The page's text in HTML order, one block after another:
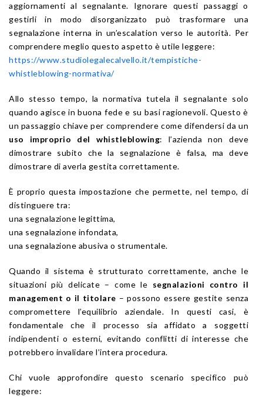
aggiornamenti al segnalante. Ignorare questi passaggi o
gestirli in modo disorganizzato può trasformare una
segnalazione interna in un’escalation verso le autorità. Per
comprendere meglio questo aspetto è utile leggere:
https://www.studiolegalecalvello.it/tempistiche-
whistleblowing-normativa/
Allo stesso tempo, la normativa tutela il segnalante solo
quando agisce in buona fede e su basi ragionevoli. Questo è
un passaggio chiave per comprendere come difendersi da un
uso improprio del whistleblowing: l’azienda non deve
dimostrare subito che la segnalazione è falsa, ma deve
dimostrare di averla gestita correttamente.
È proprio questa impostazione che permette, nel tempo, di
distinguere tra:
una segnalazione legittima,
una segnalazione infondata,
una segnalazione abusiva o strumentale.
Quando il sistema è strutturato correttamente, anche le
situazioni più delicate – come le segnalazioni contro il
management o il titolare – possono essere gestite senza
compromettere l’equilibrio aziendale. In questi casi, è
fondamentale che il processo sia affidato a soggetti
indipendenti o esterni, evitando conflitti di interesse che
potrebbero invalidare l’intera procedura.
Chi vuole approfondire questo scenario specifico può
leggere: